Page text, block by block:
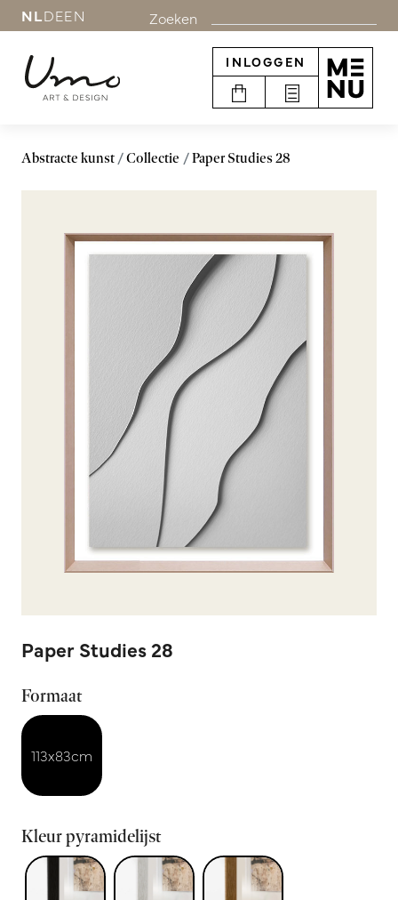
NLDEEN Zoeken
INLOGGEN
Abstracte kunst Collectie Paper Studies 28
Paper Studies 28
Formaat
113x83cm
Kleur pyramidelijst